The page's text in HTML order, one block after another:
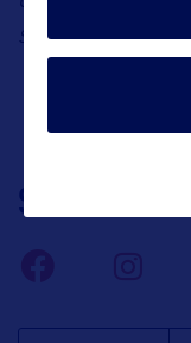
Site internet :
SUIVEZ-NOUS